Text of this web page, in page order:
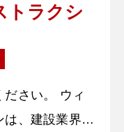
トラクシ
い。 ウィ
は、建設業界に